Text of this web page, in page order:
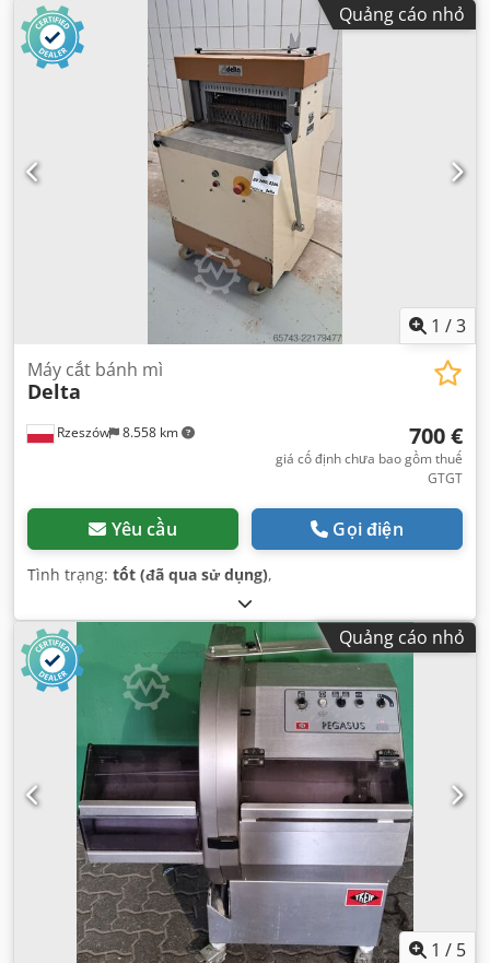
Quảng cáo nhỏ
1 /3
Rzeszów 8.558 km
Máy cắt bánh mì
Delta
700 €
giá cố định chưa bao gồm thuế
GTGT
Yêu cầu Gọi điện
Tình trạng: tốt (đã qua sử dụng),
Quảng cáo nhỏ
1 / 5